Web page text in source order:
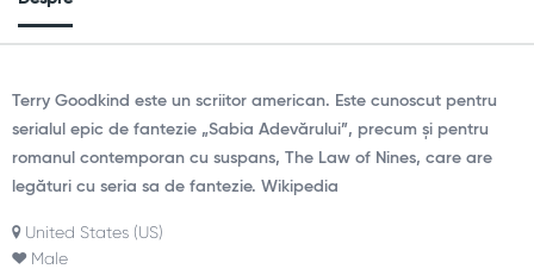
Terry Goodkind este un scriitor american. Este cunoscut pentru
serialul epic de fantezie „Sabia Adevărului”, precum și pentru
romanul contemporan cu suspans, The Law of Nines, care are
legături cu seria sa de fantezie. Wikipedia
United States (US)
Male